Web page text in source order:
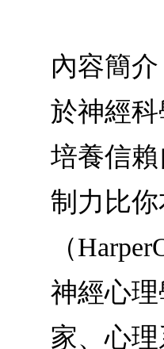
內容簡
於神經
培養信
制力比
（
神經心
家、心